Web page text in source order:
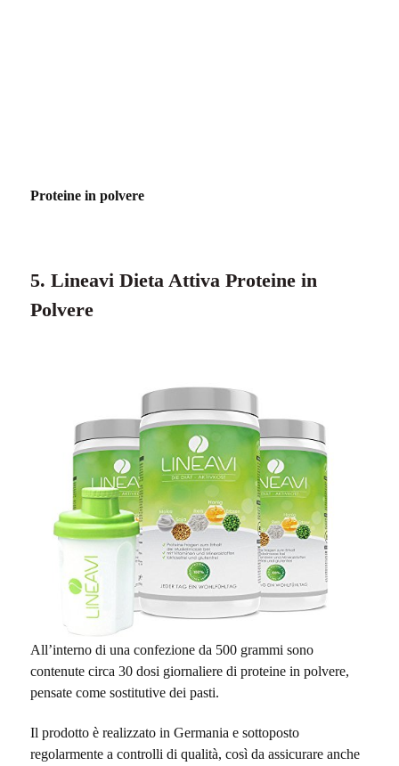
Proteine in polvere
5. Lineavi Dieta Attiva Proteine in
Polvere
All’interno di una confezione da 500 grammi sono
contenute circa 30 dosi giornaliere di proteine in polvere,
pensate come sostitutive dei pasti.
Il prodotto è realizzato in Germania e sottoposto
regolarmente a controlli di qualità, così da assicurare anche